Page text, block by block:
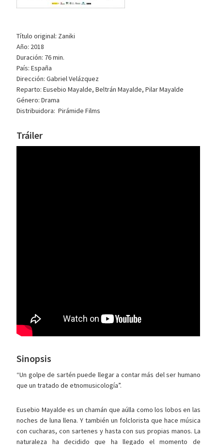
Título original: Zaniki
Año: 2018
Duración: 76 min.
País: España
Dirección: Gabriel Velázquez
Reparto: Eusebio Mayalde, Beltrán Mayalde, Pilar Mayalde
Género: Drama
Distribuidora: Pirámide Films
Tráiler
Sinopsis
“Un golpe de sartén puede llegar a contar más del ser humano
que un tratado de etnomusicología”.
Eusebio Mayalde es un chamán que aúlla como los lobos en las
noches de luna llena. Y también un folclorista que hace música
con cucharas, con sartenes y hasta con sus propias manos. La
naturaleza ha decidido que ha llegado el momento de